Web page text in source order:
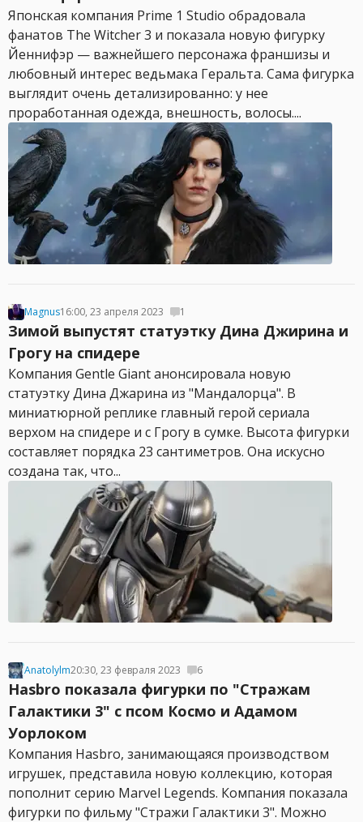
Японская компания Prime 1 Studio обрадовала
фанатов The Witcher 3 и показала новую фигурку
Йеннифэр — важнейшего персонажа франшизы и
любовный интерес ведьмака Геральта. Сама фигурка
выглядит очень детализированно: у нее
проработанная одежда, внешность, волосы....
Magnus16:00, 23 апреля 2023 1
Зимой выпустят статуэтку Дина Джирина и
Грогу на спидере
Компания Gentle Giant анонсировала новую
статуэтку Дина Джарина из "Мандалорца". В
миниатюрной реплике главный герой сериала
верхом на спидере и с Грогу в сумке. Высота фигурки
составляет порядка 23 сантиметров. Она искусно
создана так, что...
Anatolylm20:30, 23 февраля 2023 6
Hasbro показала фигурки по "Стражам
Галактики 3" с псом Космо и Адамом
Уорлоком
Компания Hasbro, занимающаяся производством
игрушек, представила новую коллекцию, которая
пополнит серию Marvel Legends. Компания показала
фигурки по фильму "Стражи Галактики 3". Можно